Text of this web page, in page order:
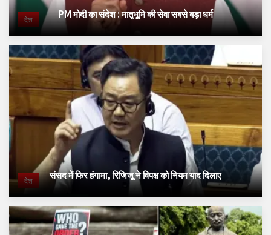
देश PM मोदी का संदेश : मातृभूमि की सेवा सबसे बड़ा धर्म
देश संसद में फिर हंगामा, रिजिजू ने विपक्ष को नियम याद दिलाए